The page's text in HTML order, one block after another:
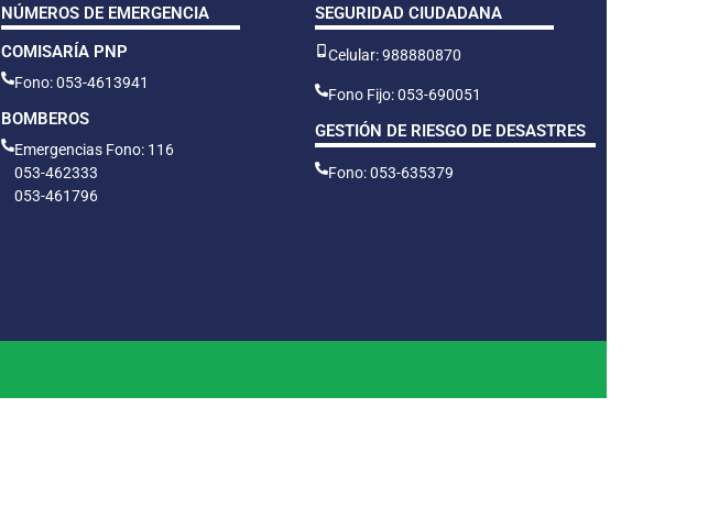
NÚMEROS DE EMERGENCIA
COMISARÍA PNP
Fono: 053-4613941
BOMBEROS
Emergencias Fono: 116
053-462333
053-461796
SEGURIDAD CIUDADANA
Celular: 988880870
Fono Fijo: 053-690051
GESTIÓN DE RIESGO DE DESASTRES
Fono: 053-635379